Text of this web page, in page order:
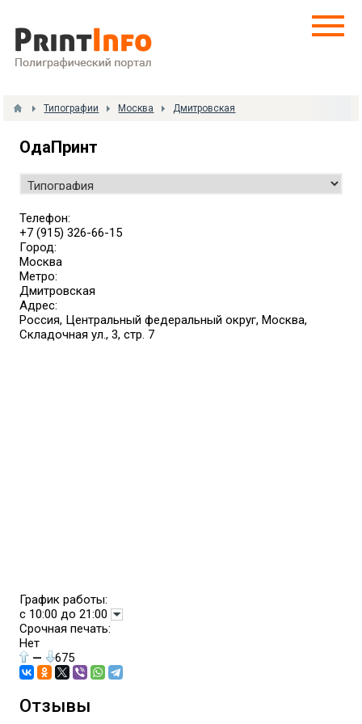
Типографии Москва Дмитровская
ОдаПринт
Телефон:
+7 (915) 326-66-15
Город:
Москва
Метро:
Дмитровская
Адрес:
Россия, Центральный федеральный округ, Москва,
Складочная ул., 3, стр. 7
График работы:
с 10:00 до 21:00
Срочная печать:
Нет
—
675
Отзывы